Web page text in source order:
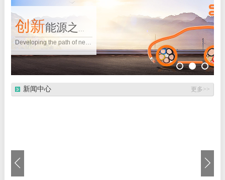
创新能源之
路引导行业
未来
Developing the path of new
energy , leading the future o
f industry
新闻中心 更多>>